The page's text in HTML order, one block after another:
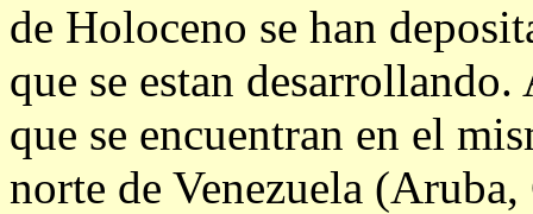
de Holoceno se han
que se estan
que se encuentran en el
norte de Venezuela